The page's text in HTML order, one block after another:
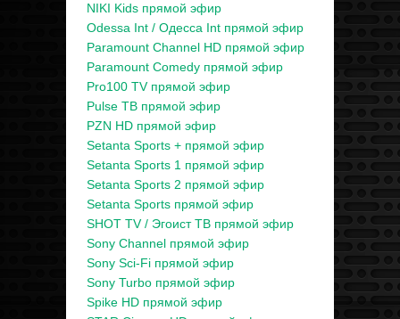
NIKI Kids прямой эфир
Odessa Int / Одесса Int прямой эфир
Paramount Channel HD прямой эфир
Paramount Comedy прямой эфир
Pro100 TV прямой эфир
Pulse ТВ прямой эфир
PZN HD прямой эфир
Setanta Sports + прямой эфир
Setanta Sports 1 прямой эфир
Setanta Sports 2 прямой эфир
Setanta Sports прямой эфир
SHOT TV / Эгоист ТВ прямой эфир
Sony Channel прямой эфир
Sony Sci-Fi прямой эфир
Sony Turbo прямой эфир
Spike HD прямой эфир